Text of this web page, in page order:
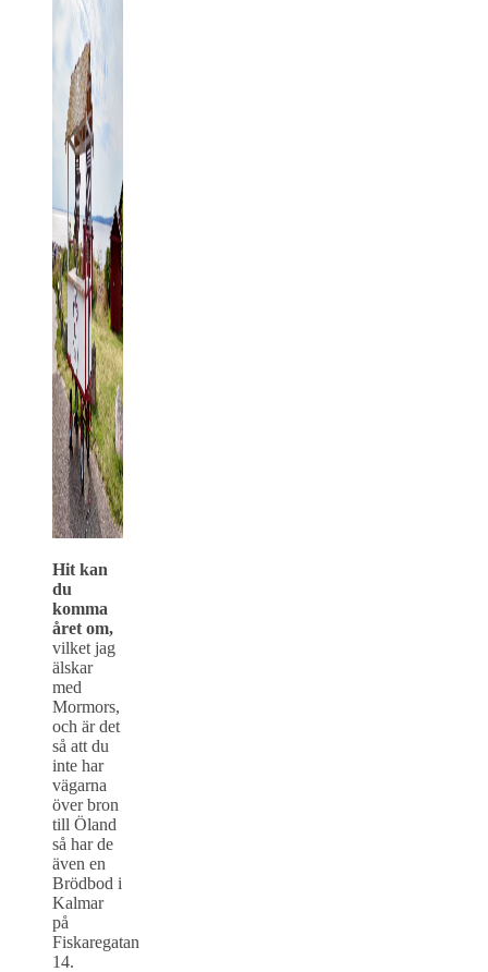
Hit kan
du
komma
året om,
vilket jag
älskar
med
Mormors,
och är det
så att du
inte har
vägarna
över bron
till Öland
så har de
även en
Brödbod i
Kalmar
på
Fiskaregatan
14.